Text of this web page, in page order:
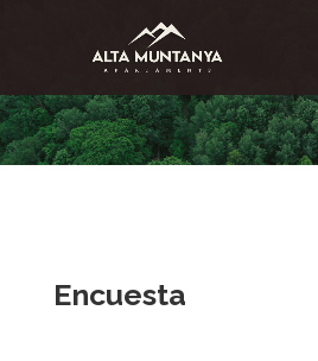
Encuesta